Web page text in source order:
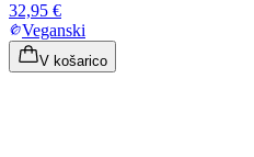
32,95 €
Veganski
V košarico